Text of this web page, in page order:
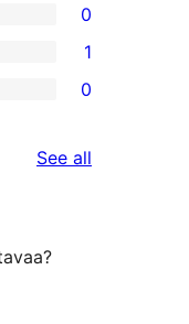
0
1
0
See all